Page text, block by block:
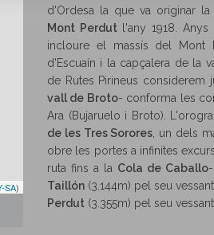
SA)
d'Ordesa la que va originar
Mont Perdutl'any 1918. Anys
incloure el massís del Mont
d'Escuaín i la capçalera de la
de Rutes Pirineus considerem
vall de Broto- conforma les
Ara (Bujaruelo i Broto).
de les Tres Sorores , un dels
obre les portes a infinites
ruta fins a la Cola de Caballo
Taillón (3.144m) pel seu
Perdut (3.355m) pel seu